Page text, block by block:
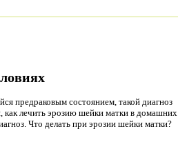
предраковым состоянием, такой диагноз
как лечить эрозию шейки матки в домашних
Что делать при эрозии шейки матки?